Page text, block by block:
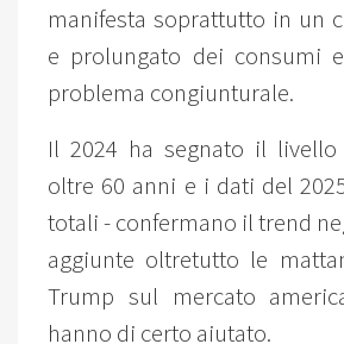
manifesta soprattutto in un
e prolungato dei consumi
problema congiunturale.
Il 2024 ha segnato il
oltre 60 anni e i dati del
totali - confermano il trend
aggiunte oltretutto le
Trump sul mercato
hanno di certo aiutato.